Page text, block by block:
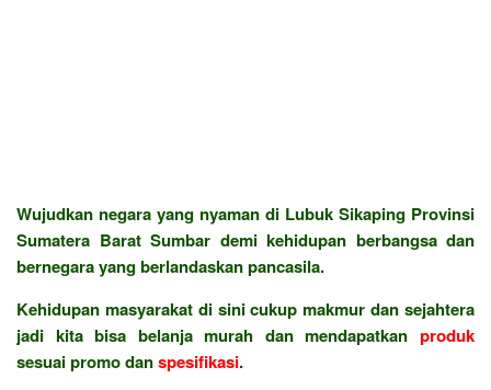
Wujudkan negara yang nyaman di Lubuk Sikaping Provinsi
Sumatera Barat Sumbar demi kehidupan berbangsa dan
bernegara yang berlandaskan pancasila.
Kehidupan masyarakat di sini cukup makmur dan sejahtera
jadi kita bisa belanja murah dan mendapatkan produk
sesuai promo danspesifikasi.